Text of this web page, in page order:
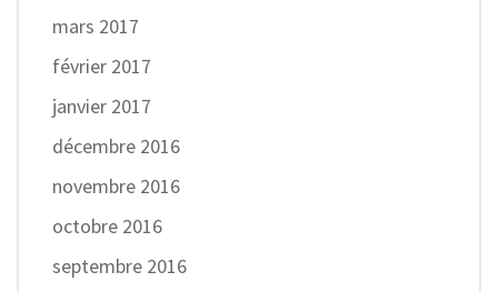
mars 2017
février 2017
janvier 2017
décembre 2016
novembre 2016
octobre 2016
septembre 2016